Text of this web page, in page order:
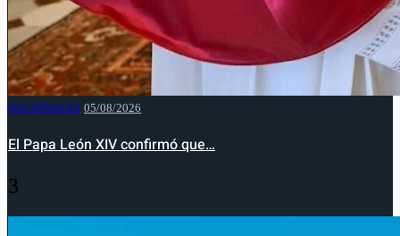
NACIONALES 05/08/2026
El Papa León XIV confirmó que…
3